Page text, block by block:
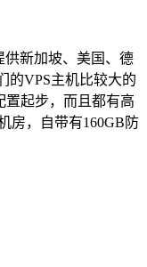
供新加坡、美国、德
的VPS主机比较大的
置起步，而且都有高
房，自带有160GB防